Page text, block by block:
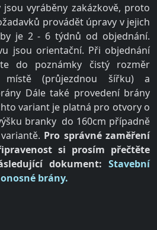
jsou vyráběny zakázkově, proto
provádět úpravy v jejich
je 2 - 6 týdnů od objednání.
jsou orientační. Při objednání
do poznámky čistý rozměr
(průjezdnou šířku) a
Dále také provedení brány
variant je platná pro otvory o
branky do 160cm případně
Pro správné zaměření
si prosím přečtěte
dokument: Stavební
brány.